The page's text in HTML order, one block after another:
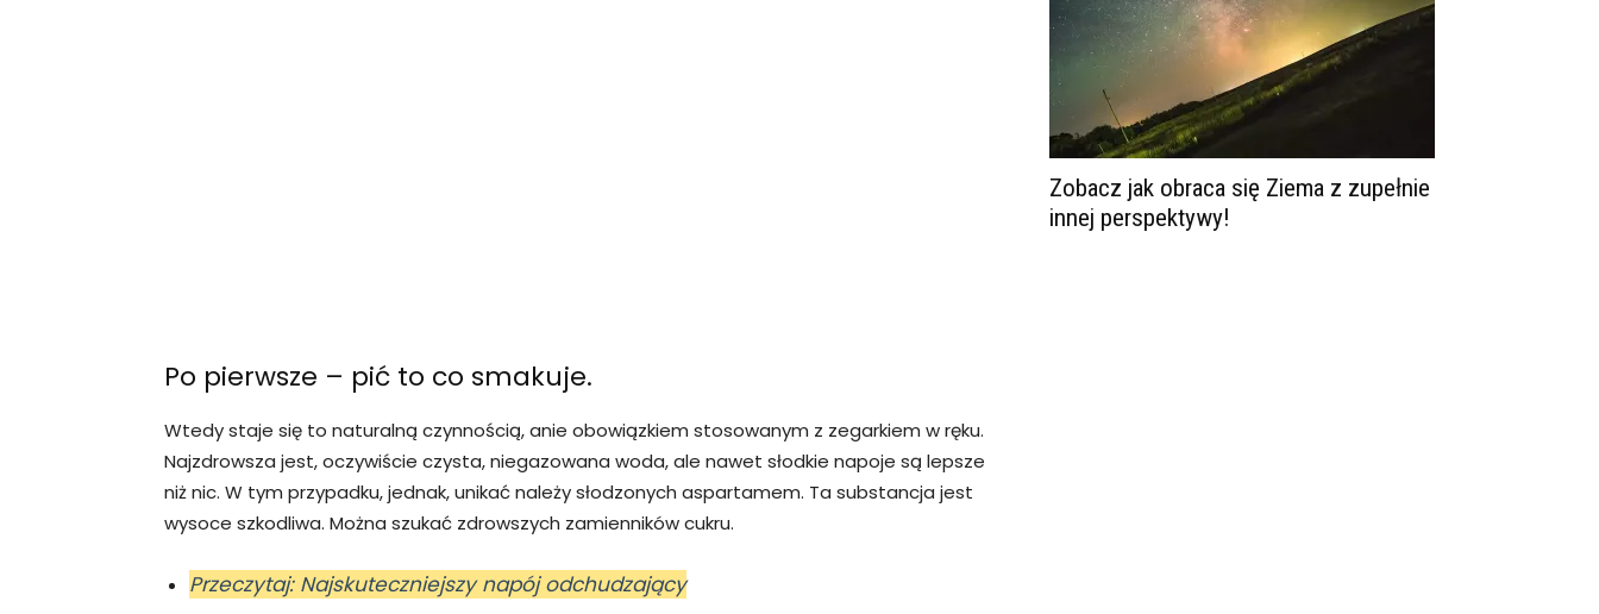
Po pierwsze – pić to co smakuje.
Wtedy staje się to naturalną czynnością, anie obowiązkiem stosowanym z zegarkiem w ręku.
Najzdrowsza jest, oczywiście czysta, niegazowana woda, ale nawet słodkie napoje są lepsze
niż nic. W tym przypadku, jednak, unikać należy słodzonych aspartamem. Ta substancja jest
wysoce szkodliwa. Można szukać zdrowszych zamienników cukru.
Przeczytaj: Najskuteczniejszy napój odchudzający
Zobacz jak obraca się Ziema z zupełnie
innej perspektywy!